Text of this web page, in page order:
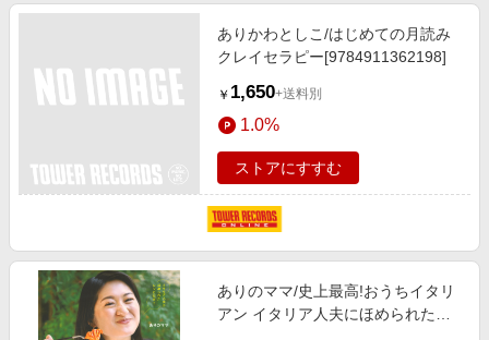
ありかわとしこ/はじめての月読み
クレイセラピー[9784911362198]
￥ 1,650+送料別
1.0%
ストアにすすむ
ありのママ/史上最高!おうちイタリ
アン イタリア人夫にほめられたレ